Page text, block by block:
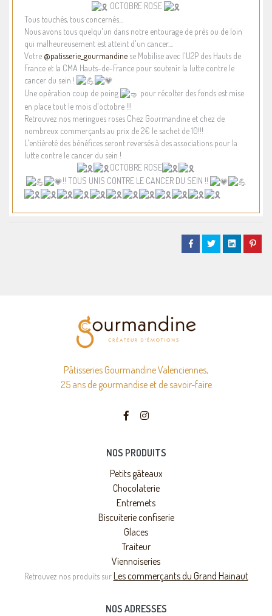
OCTOBRE ROSE
Tous touchés, tous concernés...
Nous avons tous quelqu'un dans notre entourage de près ou de loin
qui malheureusement est atteint d'un cancer....
Votre @patisserie_gourmandine se Mobilise avec l'U2P des Hauts de
France et la CMA Hauts-de-France pour soutenir la lutte contre le
cancer du sein !
Une opération coup de poing
pour récolter des fonds est mise
en place tout le mois d'octobre !!!
Retrouvez nos meringues roses Chez Gourmandine et chez de
nombreux commerçants au prix de 2€ le sachet de 10!!!
L'entièreté des bénéfices seront reversés à des associations pour la
lutte contre le cancer du sein !
OCTOBRE ROSE
!! TOUS UNIS CONTRE LE CANCER DU SEIN !!
Pâtisseries Gourmandine Valenciennes,
25 ans de gourmandise et de savoir-faire
NOS PRODUITS
Petits gâteaux
Chocolaterie
Entremets
Biscuiterie confiserie
Glaces
Traiteur
Viennoiseries
Retrouvez nos produits surLes commerçants du Grand Hainaut
NOS ADRESSES